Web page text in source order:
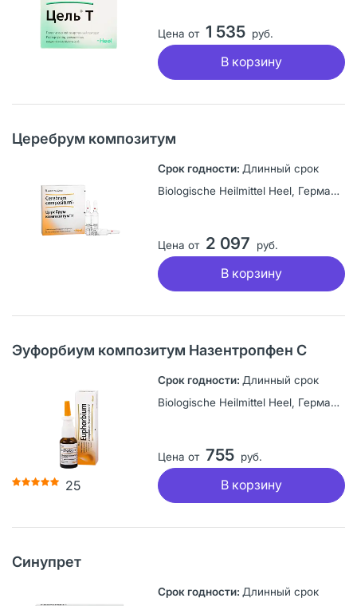
Цена от 1 535 руб.
В корзину
Церебрум композитум
Длинный срок
Biologische Heilmittel Heel, Германия
Цена от 2 097 руб.
В корзину
Эуфорбиум композитум Назентропфен С
25
Длинный срок
Biologische Heilmittel Heel, Германия
Цена от 755 руб.
В корзину
Синупрет
Длинный срок